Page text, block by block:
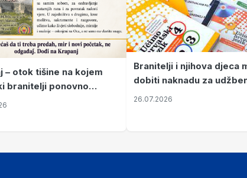
– otok tišine na kojem
branitelji ponovno
mir
Branitelji i njihova djeca
dobiti naknadu za
zahtjevi se podnose do
26.07.2026